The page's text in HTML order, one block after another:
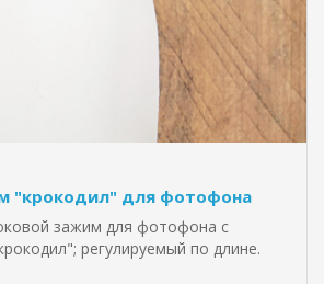
"крокодил" для фотофона
зажим для фотофона с
регулируемый по длине.